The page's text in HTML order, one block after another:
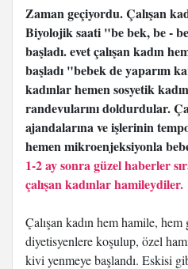
Zaman geçiyordu. Çalışan
Biyolojik saati "be bek, be -
başladı. evet çalışan kadın
başladı "bebek de yaparım
kadınlar hemen sosyetik
randevularını doldurdular.
ajandalarına ve işlerinin
hemen mikroenjeksiyonla
1-2 ay sonra güzel haberler
çalışan kadınlar hamileydiler.
Çalışan kadın hem hamile,
diyetisyenlere koşulup, özel
kivi yenmeye başlandı. Eskisi